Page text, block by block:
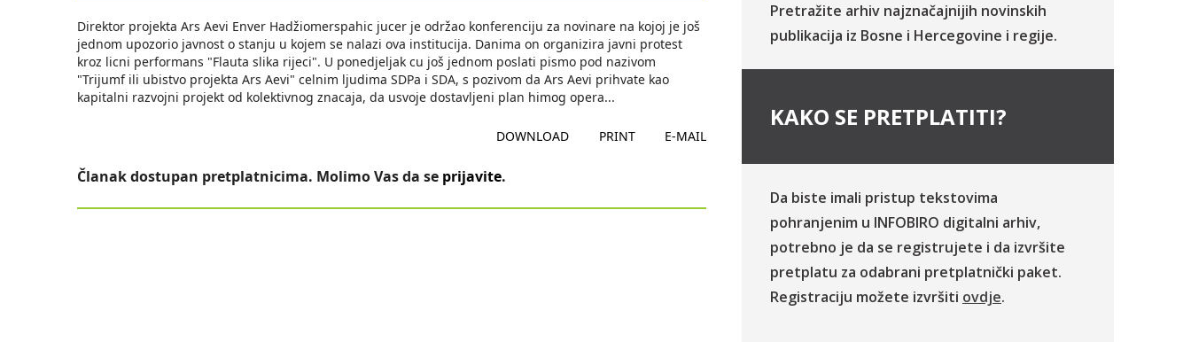
Direktor projekta Ars Aevi Enver Hadžiomerspahic jucer je održao konferenciju za novinare na kojoj je još
jednom upozorio javnost o stanju u kojem se nalazi ova institucija. Danima on organizira javni protest
kroz licni performans "Flauta slika rijeci". U ponedjeljak cu još jednom poslati pismo pod nazivom
"Trijumf ili ubistvo projekta Ars Aevi" celnim ljudima SDPa i SDA, s pozivom da Ars Aevi prihvate kao
kapitalni razvojni projekt od kolektivnog znacaja, da usvoje dostavljeni plan himog opera...
DOWNLOAD PRINT E-MAIL
Članak dostupan pretplatnicima. Molimo Vas da se prijavite.
Pretražite arhiv najznačajnijih novinskih
publikacija iz Bosne i Hercegovine i regije.
KAKO SE PRETPLATITI?
Da biste imali pristup tekstovima
pohranjenim u INFOBIRO digitalni arhiv,
potrebno je da se registrujete i da izvršite
pretplatu za odabrani pretplatnički paket.
Registraciju možete izvršiti ovdje.